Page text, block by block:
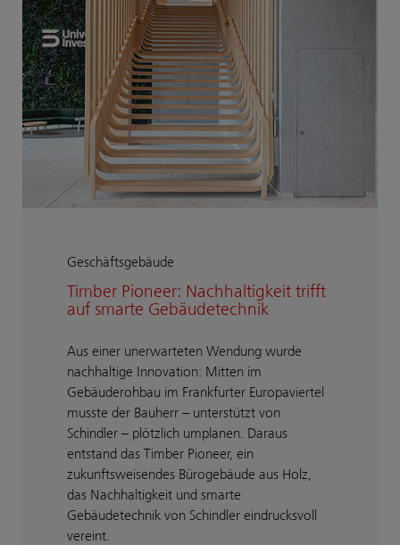
Geschäftsgebäude
Timber Pioneer: Nachhaltigkeit trifft
auf smarte Gebäudetechnik
Aus einer unerwarteten Wendung wurde
nachhaltige Innovation: Mitten im
Gebäuderohbau im Frankfurter Europaviertel
musste der Bauherr – unterstützt von
Schindler – plötzlich umplanen. Daraus
entstand das Timber Pioneer, ein
zukunftsweisendes Bürogebäude aus Holz,
das Nachhaltigkeit und smarte
Gebäudetechnik von Schindler eindrucksvoll
vereint.